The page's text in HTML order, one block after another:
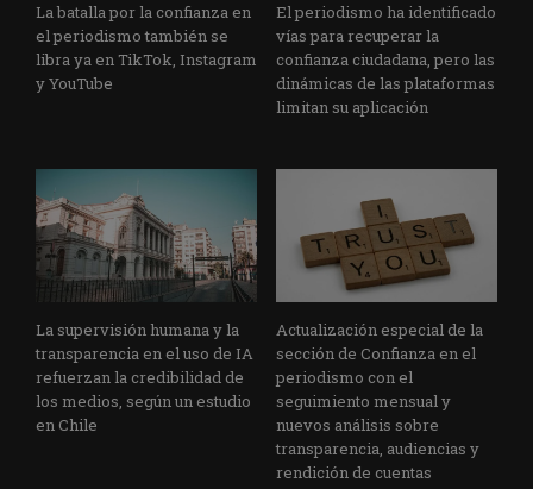
La batalla por la confianza en
el periodismo también se
libra ya en TikTok, Instagram
y YouTube
El periodismo ha identificado
vías para recuperar la
confianza ciudadana, pero las
dinámicas de las plataformas
limitan su aplicación
La supervisión humana y la
transparencia en el uso de IA
refuerzan la credibilidad de
los medios, según un estudio
en Chile
Actualización especial de la
sección de Confianza en el
periodismo con el
seguimiento mensual y
nuevos análisis sobre
transparencia, audiencias y
rendición de cuentas